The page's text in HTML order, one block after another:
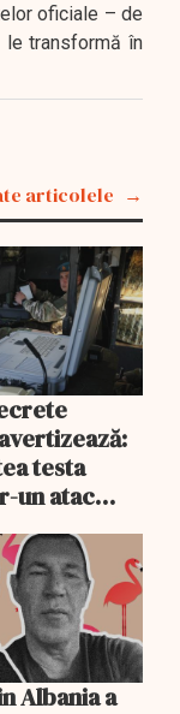
oficiale – de
le transformă în
articolele
testa
un atac
vizate
Albania a